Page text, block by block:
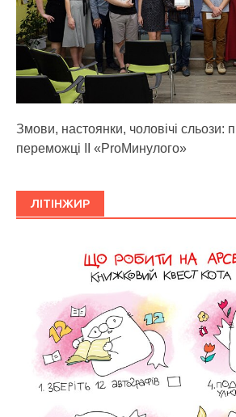
Змови, настоянки, чоловічі сльози:
переможці ІІ «ProМинулого»
ЛІТІНЖИР